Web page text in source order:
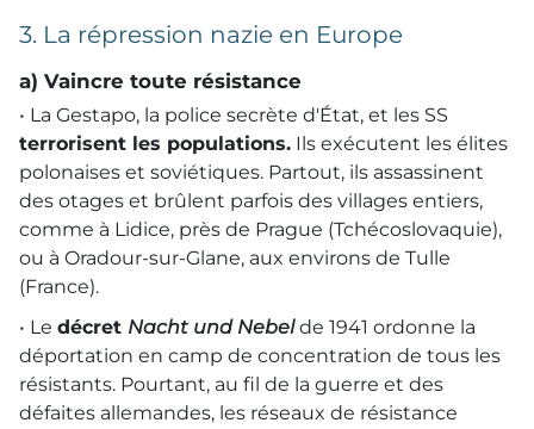
3. La répression nazie en Europe
a) Vaincre toute résistance
• La Gestapo, la police secrète d'État, et les SS
terrorisent les populations. Ils exécutent les élites
polonaises et soviétiques. Partout, ils assassinent
des otages et brûlent parfois des villages entiers,
comme à Lidice, près de Prague (Tchécoslovaquie),
ou à Oradour-sur-Glane, aux environs de Tulle
(France).
• Le décret Nacht und Nebelde 1941 ordonne la
déportation en camp de concentration de tous les
résistants. Pourtant, au fil de la guerre et des
défaites allemandes, les réseaux de résistance